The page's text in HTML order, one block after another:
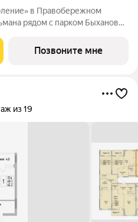
в Правобережном
рядом с парком Быханов
4
Позвоните мне
из 19